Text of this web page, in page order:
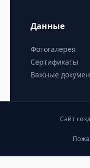
Данные
Фотогалерея
Сертификаты
Важные
Сайт